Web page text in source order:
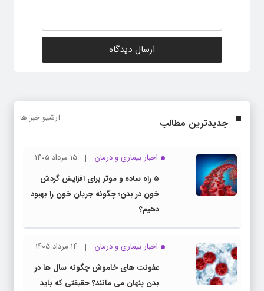
جدیدترین مطالب آرشیو خبر ها
اخبار بیماری و درمان
۱۵ مرداد ۱۴۰۵
۵ راه ساده و موثر برای افزایش گردش
خون در بدن؛ چگونه جریان خون را بهبود
دهیم؟
اخبار بیماری و درمان
۱۴ مرداد ۱۴۰۵
عفونت های خاموش چگونه سال ها در
بدن پنهان می مانند؟ حقیقتی که باید